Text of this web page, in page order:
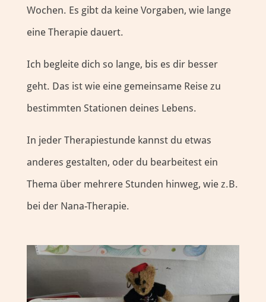
Wochen. Es gibt da keine Vorgaben, wie lange
eine Therapie dauert.
Ich begleite dich so lange, bis es dir besser
geht. Das ist wie eine gemeinsame Reise zu
bestimmten Stationen deines Lebens.
In jeder Therapiestunde kannst du etwas
anderes gestalten, oder du bearbeitest ein
Thema über mehrere Stunden hinweg, wie z.B.
bei der Nana-Therapie.